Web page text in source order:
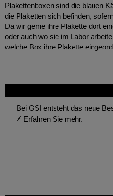
Bei GSI entsteht das neue
Erfahren Sie mehr.
Plakettenboxen sind die blauen
die Plaketten sich befinden,
Da wir gerne ihre Plakette dort
oder auch wo sie im Labor
welche Box ihre Plakette